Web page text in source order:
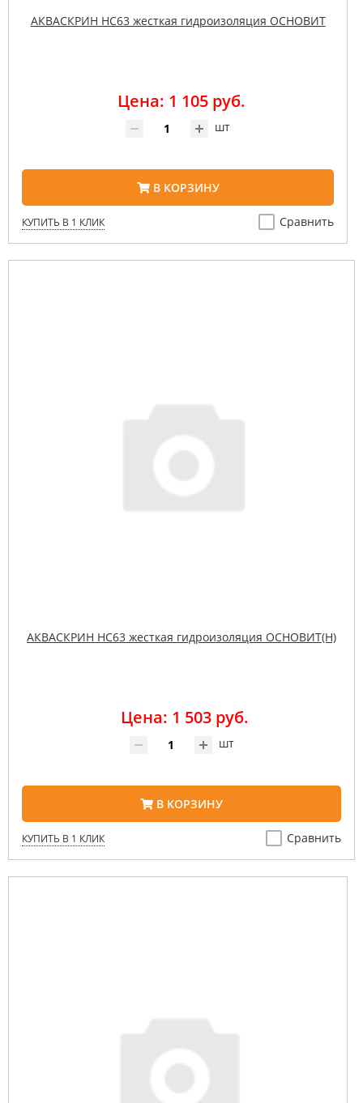
АКВАСКРИН HC63 жесткая гидроизоляция ОСНОВИТ
Цена: 1 105 руб.
шт
В КОРЗИНУ
КУПИТЬ В 1 КЛИК Сравнить
АКВАСКРИН HC63 жесткая гидроизоляция ОСНОВИТ(Н)
Цена: 1 503 руб.
шт
В КОРЗИНУ
КУПИТЬ В 1 КЛИК Сравнить